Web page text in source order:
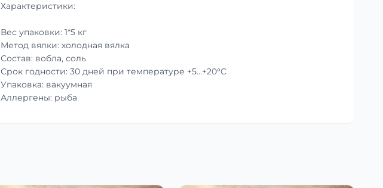
Характеристики:
Вес упаковки: 1*5 кг
Метод вялки: холодная вялка
Состав: вобла, соль
Срок годности: 30 дней при температуре +5…+20°C
Упаковка: вакуумная
Аллергены: рыба